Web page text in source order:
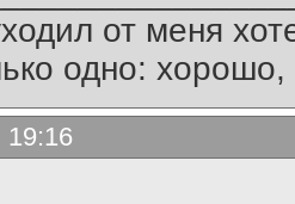
от меня
одно:
19:16